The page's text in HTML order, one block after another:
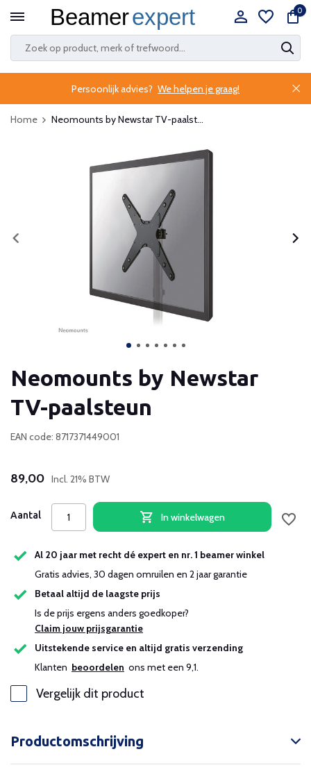
0
Persoonlijk advies? We helpen je graag!
Home Neomounts by Newstar TV-paalst...
Neomounts by Newstar
TV-paalsteun
EAN code: 8717371449001
89,00 Incl. 21% BTW
Aantal In winkelwagen
Al 20 jaar met recht dé expert en nr. 1 beamer winkel
Gratis advies, 30 dagen omruilen en 2 jaar garantie
Betaal altijd de laagste prijs
Is de prijs ergens anders goedkoper?
Claim jouw prijsgarantie
Uitstekende service en altijd gratis verzending
Klanten beoordelen ons met een 9,1.
Vergelijk dit product
Productomschrijving